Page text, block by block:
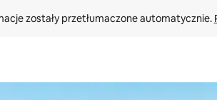
zostały przetłumaczone automatycznie.